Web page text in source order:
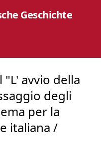
Geschichte
avvio della
degli
per la
italiana /